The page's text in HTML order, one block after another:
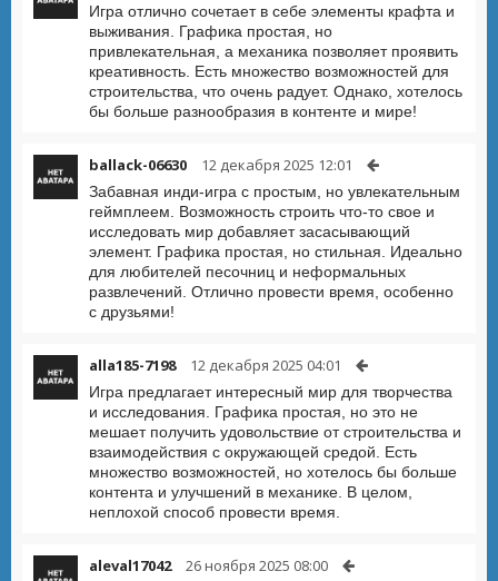
Игра отлично сочетает в себе элементы крафта и
выживания. Графика простая, но
привлекательная, а механика позволяет проявить
креативность. Есть множество возможностей для
строительства, что очень радует. Однако, хотелось
бы больше разнообразия в контенте и мире!
ballack-06630 12 декабря 2025 12:01
Забавная инди-игра с простым, но увлекательным
геймплеем. Возможность строить что-то свое и
исследовать мир добавляет засасывающий
элемент. Графика простая, но стильная. Идеально
для любителей песочниц и неформальных
развлечений. Отлично провести время, особенно
с друзьями!
alla185-7198 12 декабря 2025 04:01
Игра предлагает интересный мир для творчества
и исследования. Графика простая, но это не
мешает получить удовольствие от строительства и
взаимодействия с окружающей средой. Есть
множество возможностей, но хотелось бы больше
контента и улучшений в механике. В целом,
неплохой способ провести время.
aleval17042 26 ноября 2025 08:00